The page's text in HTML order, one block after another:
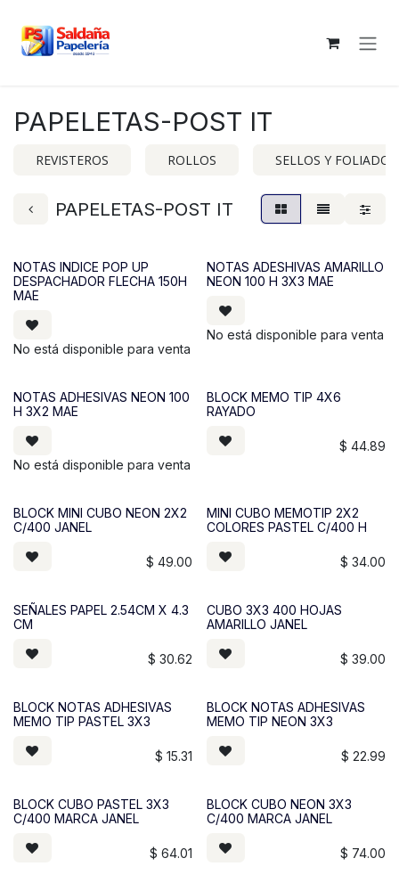
PAPELETAS-POST IT
REVISTEROS ROLLOS SELLOS Y
PAPELETAS-POST IT
NOTAS INDICE POP UP
DESPACHADOR FLECHA 150H
MAE
No está disponible para venta
NOTAS ADESHIVAS AMARILLO
NEON 100 H 3X3 MAE
No está disponible para venta
NOTAS ADHESIVAS NEON 100
H 3X2 MAE
No está disponible para venta
BLOCK MEMO TIP 4X6
RAYADO
$ 44.89
BLOCK MINI CUBO NEON 2X2
C/400 JANEL
$ 49.00
MINI CUBO MEMOTIP 2X2
COLORES PASTEL C/400 H
$ 34.00
SEÑALES PAPEL 2.54CM X 4.3
CM
$ 30.62
CUBO 3X3 400 HOJAS
AMARILLO JANEL
$ 39.00
BLOCK NOTAS ADHESIVAS
MEMO TIP PASTEL 3X3
$ 15.31
BLOCK NOTAS ADHESIVAS
MEMO TIP NEON 3X3
$ 22.99
BLOCK CUBO PASTEL 3X3
C/400 MARCA JANEL
$ 64.01
BLOCK CUBO NEON 3X3
C/400 MARCA JANEL
$ 74.00